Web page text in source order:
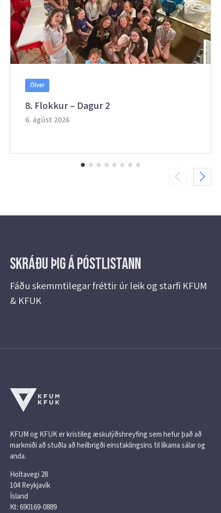
Ölver
8. Flokkur – Dagur 2
6. ágúst 2026
Skráðu þig á Póstlistann
Fáðu skemmtilegar fréttir úr leik og starfi KFUM
& KFUK
KFUM og KFUK er kristileg æskulýðshreyfing sem hefur það að
markmiði að stuðla að heilbrigði einstaklingsins til líkama sálar og
anda.
Holtavegi 28
104 Reykjavík
Ísland
Kt: 690169-0889